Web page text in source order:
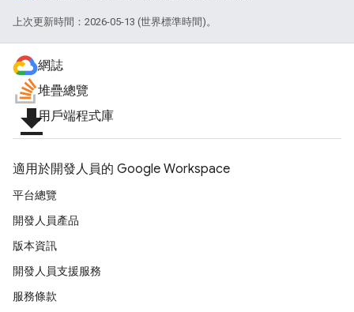
上次更新時間：2026-05-13 (世界標準時間)。
網誌
堆疊總覽
file_download用戶端程式庫
適用於開發人員的 Google Workspace
平台總覽
開發人員產品
版本資訊
開發人員支援服務
服務條款